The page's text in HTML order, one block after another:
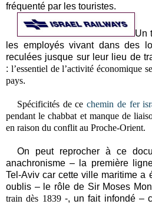
fréquenté par les touristes.
Un
les employés vivant dans des
reculées jusque sur leur lieu de
: l’essentiel de l’activité économique
pays.
Spécificités de cechemin de fer
pendant le chabbat et manque de
en raison du conflit au Proche-Orient.
On peut reprocher à ce
anachronisme – la première
Tel-Aviv car cette ville maritime a
oublis – le rôle de Sir Moses
train dès 1839 -, un fait infondé –